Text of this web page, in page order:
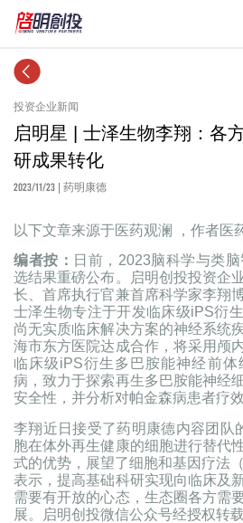
投资企业新闻
启明星 | 士泽生物李翔：各
研成果转化
2023/11/23 | 药明康德
以下文章来源于医药观澜 ，作者医
编者按： 日前，2023脑科学与类
选结果重磅公布。启明创投投资企
长、首席执行官兼首席科学家李翔
士泽生物专注于开发临床级iPS衍
尚无实质临床解决方案的神经系统
海市东方医院达成合作，将采用颅
临床级iPS衍生多巴胺能神经前
病，致力于探索再生多巴胺能神经
安全性，并分析对帕金森病患者疗效
李翔近日接受了药明康德内容团队
胞在体外再生健康的细胞进行替代
式的优势，展望了细胞和基因疗法
表示，提高基础科研实现向临床及
需要有开放的心态，生态圈各方需
展。启明创投微信公众号经授权转载